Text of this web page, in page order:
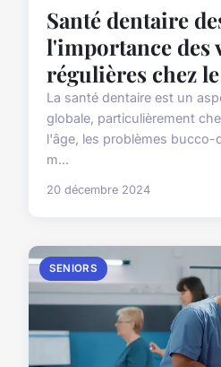
Santé dentaire
l'importance des
régulières chez
La santé dentaire est un
globale, particulièrement
l'âge, les problèmes bucco-
m...
20 décembre 2024
SENIORS